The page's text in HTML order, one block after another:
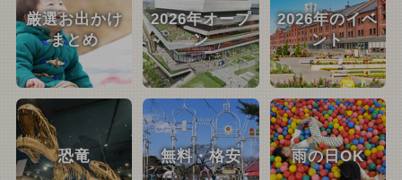
厳選お出かけ
まとめ
2026年オープ
ン
2026年のイベ
ント
恐竜 無料・格安 雨の日OK